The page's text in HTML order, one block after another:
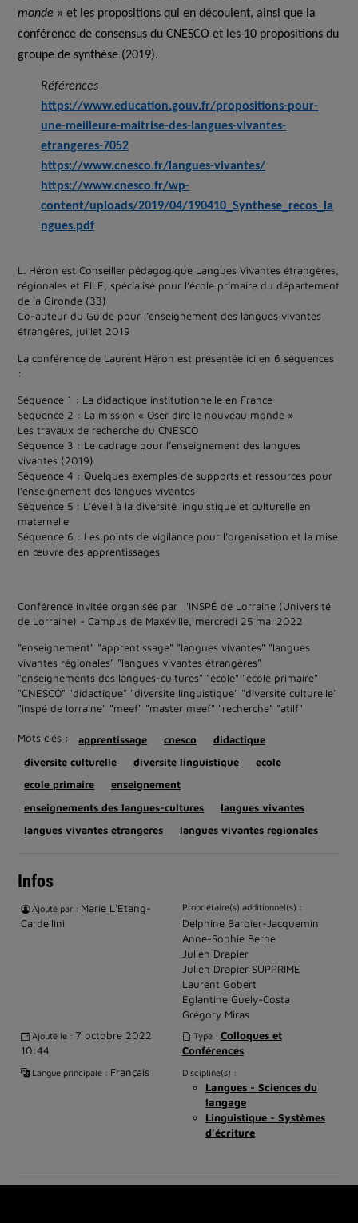
monde » et les propositions qui en découlent, ainsi que la
conférence de consensus du CNESCO et les 10 propositions du
groupe de synthèse (2019).
Références
https://www.education.gouv.fr/propositions-pour-
une-meilleure-maitrise-des-langues-vivantes-
etrangeres-7052
https://www.cnesco.fr/langues-vivantes/
https://www.cnesco.fr/wp-
content/uploads/2019/04/190410_Synthese_recos_la
ngues.pdf
L. Héron est Conseiller pédagogique Langues Vivantes étrangères,
régionales et EILE, spécialisé pour l’école primaire du département
de la Gironde (33)
Co-auteur du Guide pour l’enseignement des langues vivantes
étrangères, juillet 2019
La conférence de Laurent Héron est présentée ici en 6 séquences
:
Séquence 1 : La didactique institutionnelle en France
Séquence 2 : La mission « Oser dire le nouveau monde »
Les travaux de recherche du CNESCO
Séquence 3 : Le cadrage pour l’enseignement des langues
vivantes (2019)
Séquence 4 : Quelques exemples de supports et ressources pour
l’enseignement des langues vivantes
Séquence 5 : L’éveil à la diversité linguistique et culturelle en
maternelle
Séquence 6 : Les points de vigilance pour l’organisation et la mise
en œuvre des apprentissages
Conférence invitée organisée par l'INSPÉ de Lorraine (Université
de Lorraine) - Campus de Maxéville, mercredi 25 mai 2022
"enseignement" "apprentissage" "langues vivantes" "langues
vivantes régionales" "langues vivantes étrangères"
"enseignements des langues-cultures" "école" "école primaire"
"CNESCO" "didactique" "diversité linguistique" "diversité culturelle"
"inspé de lorraine" "meef" "master meef" "recherche" "atilf"
Mots clés : apprentissage cnesco
didactique
diversite culturelle
diversite linguistique
ecole
ecole primaire
enseignement
enseignements des langues-cultures
langues vivantes
langues vivantes etrangeres
langues vivantes regionales
Infos
Ajouté par : Marie L'Etang-
Cardellini
Propriétaire(s) additionnel(s) :
Delphine Barbier-Jacquemin
Anne-Sophie Berne
Julien Drapier
Julien Drapier SUPPRIME
Laurent Gobert
Eglantine Guely-Costa
Grégory Miras
Ajouté le : 7 octobre 2022
10:44
Type : Colloques et
Conférences
Langue principale : Français Discipline(s) :
Langues - Sciences du
langage
Linguistique - Systèmes
d'écriture